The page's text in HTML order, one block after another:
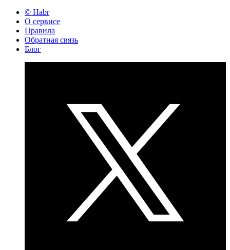
© Habr
О сервисе
Правила
Обратная связь
Блог